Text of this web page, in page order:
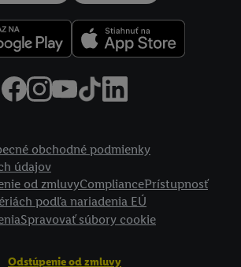
obchodné podmienky
údajov
od zmluvyCompliancePrístupnosť
podľa nariadenia EÚ
Spravovať súbory cookie
Odstúpenie od zmluvy